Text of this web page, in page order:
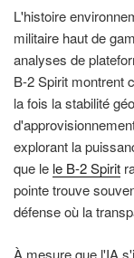
L'histoire
militaire haut de
analyses de
B-2 Spirit montrent
la fois la stabilité
explorant la
que le le B-2 Spirit
pointe trouve
défense où la
À mesure que l'IA